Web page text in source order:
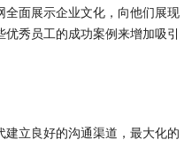
面展示企业文化，向他们展现
秀员工的成功案例来增加吸引
立良好的沟通渠道，最大化的